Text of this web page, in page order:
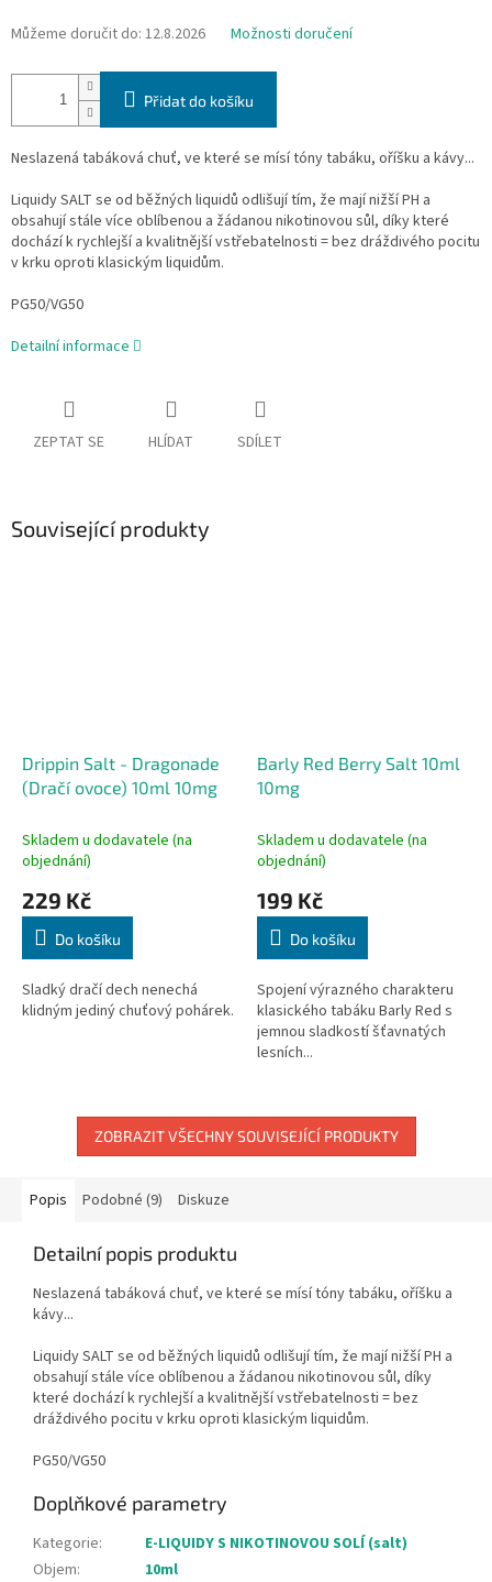
Můžeme doručit do: 12.8.2026 Možnosti doručení
Přidat do košíku
Neslazená tabáková chuť, ve které se mísí tóny tabáku, oříšku a kávy...
Liquidy SALT se od běžných liquidů odlišují tím, že mají nižší PH a
obsahují stále více oblíbenou a žádanou nikotinovou sůl, díky které
dochází k rychlejší a kvalitnější vstřebatelnosti = bez dráždivého pocitu
v krku oproti klasickým liquidům.
PG50/VG50
Detailní informace
ZEPTAT SE HLÍDAT SDÍLET
Související produkty
Drippin Salt - Dragonade
(Dračí ovoce) 10ml 10mg
Skladem u dodavatele (na
objednání)
229 Kč
Do košíku
Sladký dračí dech nenechá
klidným jediný chuťový pohárek.
Barly Red Berry Salt 10ml
10mg
Skladem u dodavatele (na
objednání)
199 Kč
Do košíku
Spojení výrazného charakteru
klasického tabáku Barly Red s
jemnou sladkostí šťavnatých
lesních...
ZOBRAZIT VŠECHNY SOUVISEJÍCÍ PRODUKTY
Popis Podobné (9) Diskuze
Detailní popis produktu
Neslazená tabáková chuť, ve které se mísí tóny tabáku, oříšku a
kávy...
Liquidy SALT se od běžných liquidů odlišují tím, že mají nižší PH a
obsahují stále více oblíbenou a žádanou nikotinovou sůl, díky
které dochází k rychlejší a kvalitnější vstřebatelnosti = bez
dráždivého pocitu v krku oproti klasickým liquidům.
PG50/VG50
Doplňkové parametry
Kategorie:
E-LIQUIDY S NIKOTINOVOU SOLÍ (salt)
Objem:
10ml